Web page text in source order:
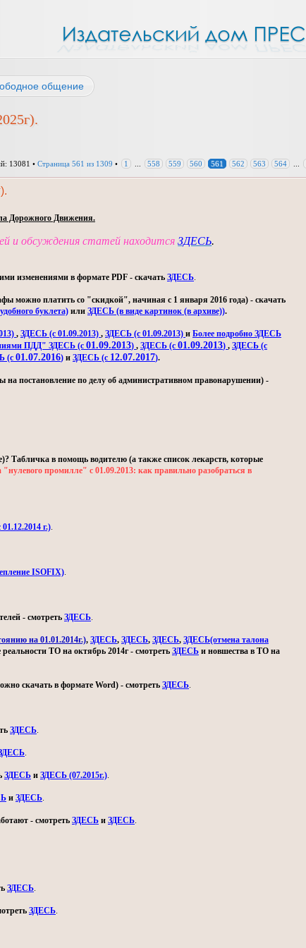
общение
13081 • Страница 561 из 1309 • 1 558 559 560 561 562 563 564
Дорожного Движения.
и обсуждения статей находится ЗДЕСЬ.
изменениями в формате PDF - скачать ЗДЕСЬ.
платить со "скидкой", начиная с 1 января 2016 года) - скачать
буклета) или ЗДЕСЬ (в виде картинок (в архиве)).
, ЗДЕСЬ (с 01.09.2013) , ЗДЕСЬ (с 01.09.2013) и Более подробно ЗДЕСЬ
ПДД" ЗДЕСЬ (с 01.09.2013) , ЗДЕСЬ (с 01.09.2013) , ЗДЕСЬ (с
(с 01.07.2016) и ЗДЕСЬ (с 12.07.2017).
постановление по делу об административном правонарушении) -
Табличка в помощь водителю (а также список лекарств, которые
промилле" с 01.09.2013: как правильно разобраться в
г.).
ISOFIX).
- смотреть ЗДЕСЬ.
на 01.01.2014г.), ЗДЕСЬ, ЗДЕСЬ, ЗДЕСЬ, ЗДЕСЬ(отмена талона
реальности ТО на октябрь 2014г - смотреть ЗДЕСЬ и новшества в ТО на
скачать в формате Word) - смотреть ЗДЕСЬ.
ЗДЕСЬ.
.
ЗДЕСЬ и ЗДЕСЬ (07.2015г.).
и ЗДЕСЬ.
- смотреть ЗДЕСЬ и ЗДЕСЬ.
ЗДЕСЬ.
ЗДЕСЬ.